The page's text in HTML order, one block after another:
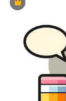
Premium